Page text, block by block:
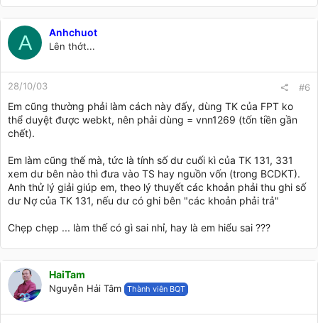
A Anhchuot
Lên thớt...
28/10/03 #6
Em cũng thường phải làm cách này đấy, dùng TK của FPT ko
thể duyệt được webkt, nên phải dùng = vnn1269 (tốn tiền gần
chết).
Em làm cũng thế mà, tức là tính số dư cuối kì của TK 131, 331
xem dư bên nào thì đưa vào TS hay nguồn vốn (trong BCDKT).
Anh thử lý giải giúp em, theo lý thuyết các khoản phải thu ghi số
dư Nợ của TK 131, nếu dư có ghi bên "các khoản phải trả"
Chẹp chẹp ... làm thế có gì sai nhỉ, hay là em hiểu sai ???
HaiTam
Nguyễn Hải Tâm Thành viên BQT